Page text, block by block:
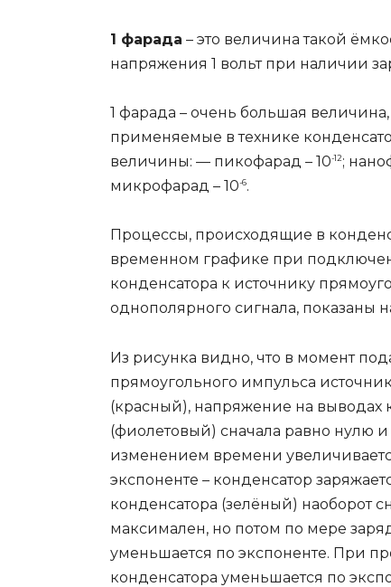
1 фарада – это величина такой
напряжения 1 вольт при наличии
1 фарада – очень большая
применяемые в технике
величины: — пикофарад – 10-12;
микрофарад – 10-6.
Процессы, происходящие в
временном графике при
конденсатора к источнику
однополярного сигнала, показаны
Из рисунка видно, что в момент
прямоугольного импульса
(красный), напряжение на выводах
(фиолетовый) сначала равно нулю и
изменением времени
экспоненте – конденсатор
конденсатора (зелёный) наоборот
максимален, но потом по мере
уменьшается по экспоненте. При
конденсатора уменьшается по